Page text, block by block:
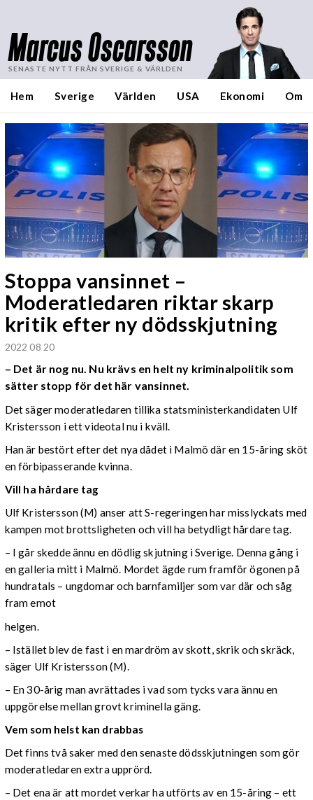
Marcus Oscarsson
SENASTE NYTT FRÅN SVERIGE & VÄRLDEN
Hem Sverige Världen USA Ekonomi Om
Stoppa vansinnet –
Moderatledaren riktar skarp
kritik efter ny dödsskjutning
2022 08 20
– Det är nog nu. Nu krävs en helt ny kriminalpolitik som
sätter stopp för det här vansinnet.
Det säger moderatledaren tillika statsministerkandidaten Ulf
Kristersson i ett videotal nu i kväll.
Han är bestört efter det nya dådet i Malmö där en 15-åring sköt
en förbipasserande kvinna.
Vill ha hårdare tag
Ulf Kristersson (M) anser att S-regeringen har misslyckats med
kampen mot brottsligheten och vill ha betydligt hårdare tag.
– I går skedde ännu en dödlig skjutning i Sverige. Denna gång i
en galleria mitt i Malmö. Mordet ägde rum framför ögonen på
hundratals – ungdomar och barnfamiljer som var där och såg
fram emot
helgen.
– Istället blev de fast i en mardröm av skott, skrik och skräck,
säger Ulf Kristersson (M).
– En 30-årig man avrättades i vad som tycks vara ännu en
uppgörelse mellan grovt kriminella gäng.
Vem som helst kan drabbas
Det finns två saker med den senaste dödsskjutningen som gör
moderatledaren extra upprörd.
– Det ena är att mordet verkar ha utförts av en 15-åring – ett